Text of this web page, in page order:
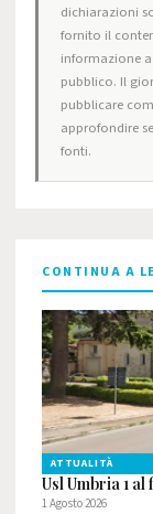
dichiarazioni
fornito il
informazione
pubblico. Il
pubblicare
approfondire
fonti.
CONTINUA A
ATTUALITÀ
Usl Umbria 1
1 Agosto 2026